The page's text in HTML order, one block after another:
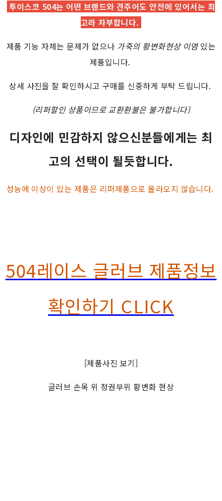
투이스코 504는 어떤 브랜드와 견주어도 안전에 있어서는 최
고라 자부합니다.
제품 기능 자체는 문제가 없으나 가죽의 황변화현상 이염 있는
제품입니다.
상세 사진을 잘 확인하시고 구매를 신중하게 부탁 드립니다.
(리퍼할인 상품이므로 교환환불은 불가합니다)
디자인에 민감하지 않으신분들에게는 최
고의 선택이 될듯합니다.
성능에 이상이 있는 제품은 리퍼제품으로 올라오지 않습니다.
504레이스 글러브 제품정보
확인하기 CLICK
[제품사진 보기]
글러브 손목 위 정권부위 황변화 현상